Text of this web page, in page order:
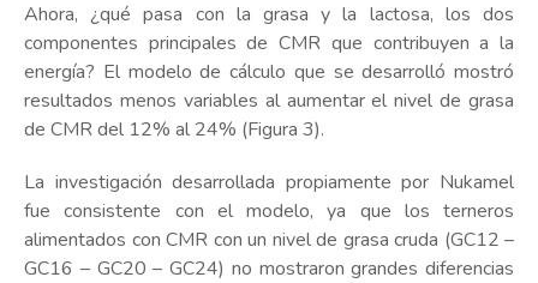
Ahora, ¿qué pasa con la grasa y la lactosa, los dos
componentes principales de CMR que contribuyen a la
energía? El modelo de cálculo que se desarrolló mostró
resultados menos variables al aumentar el nivel de grasa
de CMR del 12% al 24% (Figura 3).
La investigación desarrollada propiamente por Nukamel
fue consistente con el modelo, ya que los terneros
alimentados con CMR con un nivel de grasa cruda (GC12 –
GC16 – GC20 – GC24) no mostraron grandes diferencias